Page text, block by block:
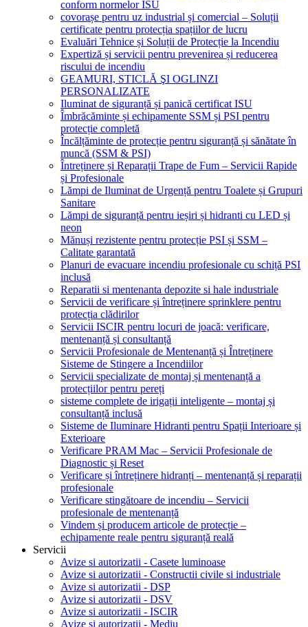
conform normelor ISU
covorașe pentru uz industrial și comercial – Soluții
certificate pentru protecția spațiilor de lucru
Evaluări Tehnice și Soluții de Protecție la Incendiu
Expertiză și servicii pentru prevenirea și reducerea
riscului de incendiu
GEAMURI, STICLĂ ŞI OGLINZI
PERSONALIZATE
Iluminat de siguranță și panică certificat ISU
Îmbrăcăminte și echipamente SSM și PSI pentru
protecție completă
Încălțăminte de protecție pentru siguranță și sănătate în
muncă (SSM & PSI)
Întreținere și Reparații Trape de Fum – Servicii Rapide
și Profesionale
Lămpi de Iluminat de Urgență pentru Toalete și Grupuri
Sanitare
Lămpi de siguranță pentru ieșiri și hidranti cu LED și
neon
Mănuși rezistente pentru protecție PSI și SSM –
Calitate garantată
Planuri de evacuare incendiu profesionale cu schiță PSI
inclusă
Reparatii si mentenanta depozite si hale industriale
Servicii de verificare și întreținere sprinklere pentru
protecția clădirilor
Servicii ISCIR pentru locuri de joacă: verificare,
mentenanță și consultanță
Servicii Profesionale de Mentenanță și Întreținere
Sisteme de Stingere a Incendiilor
Servicii specializate de montaj și mentenanță a
protecțiilor pentru pereți
sisteme complete de irigații inteligente – montaj și
consultanță inclusă
Sisteme de Iluminare Hidranti pentru Spații Interioare și
Exterioare
Verificare PRAM Mac – Servicii Profesionale de
Diagnostic și Reset
Verificare și întreținere hidranți – mentenanță și reparații
profesionale
Verificare stingătoare de incendiu – Servicii
profesionale de mentenanță
Vindem și producem articole de protecție –
echipamente reale pentru siguranță reală
Servicii
Avize si autorizatii - Casete luminoase
Avize si autorizatii - Constructii civile si industriale
Avize si autorizatii - DSP
Avize si autorizatii - DSV
Avize si autorizatii - ISCIR
Avize si autorizatii - Mediu